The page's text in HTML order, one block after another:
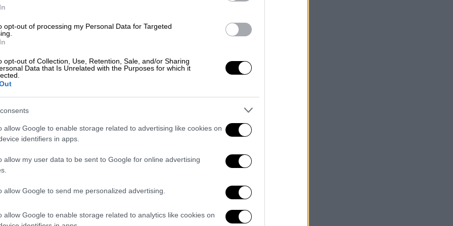
opt-out of processing my Personal Data for Targeted
opt-out of Collection, Use, Retention, Sale, and/or Sharing
Data that Is Unrelated with the Purposes for which it
allow Google to enable storage related to advertising like cookies on
identifiers in apps.
allow my user data to be sent to Google for online advertising
allow Google to send me personalized advertising.
allow Google to enable storage related to analytics like cookies on
23χρονος - Πού στρέφονται οι
στον Νέο Βουτζά - Πώς βούλιαξαν τα
νόσησης
πιστοποιητικού νόσησης. Οι
rapid testγια να εκδίδουν πιστοποιητικό
θετικό μοριακό έλεγχο PCR για να